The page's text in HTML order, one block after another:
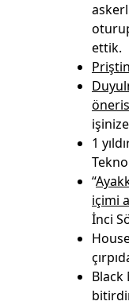
ettik.
1
“
içimi
İnci
Black